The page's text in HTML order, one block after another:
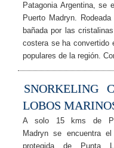
Patagonia Argentina, se
Puerto Madryn.
bañada por las
costera se ha convertido
populares de la región.
SNORKELING
LOBOS
A solo 15 kms de
Madryn se encuentra el
protegida de Punta